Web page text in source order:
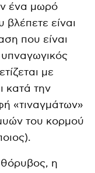
ένα μωρό
είναι
που είναι
με
κατά την
«τιναγμάτων»
του κορμού
η